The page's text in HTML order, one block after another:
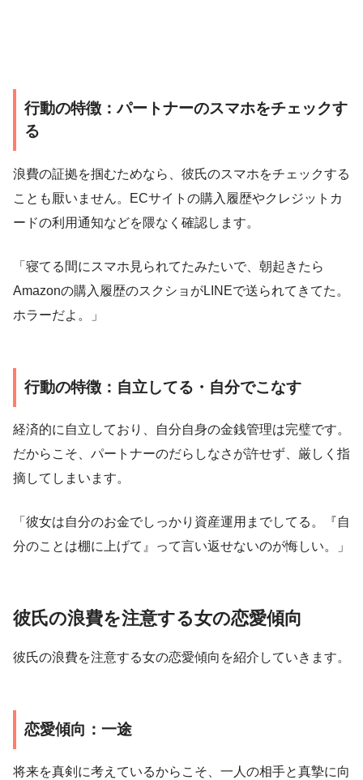
行動の特徴：パートナーのスマホをチェックす
る
浪費の証拠を掴むためなら、彼氏のスマホをチェックする
ことも厭いません。ECサイトの購入履歴やクレジットカ
ードの利用通知などを隈なく確認します。
「寝てる間にスマホ見られてたみたいで、朝起きたら
Amazonの購入履歴のスクショがLINEで送られてきてた。
ホラーだよ。」
行動の特徴：自立してる・自分でこなす
経済的に自立しており、自分自身の金銭管理は完璧です。
だからこそ、パートナーのだらしなさが許せず、厳しく指
摘してしまいます。
「彼女は自分のお金でしっかり資産運用までしてる。『自
分のことは棚に上げて』って言い返せないのが悔しい。」
彼氏の浪費を注意する女の恋愛傾向
彼氏の浪費を注意する女の恋愛傾向を紹介していきます。
恋愛傾向：一途
将来を真剣に考えているからこそ、一人の相手と真摯に向